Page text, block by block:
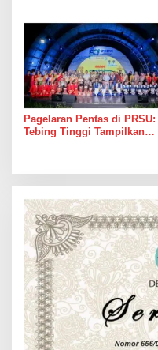
Angkatan Pertama Magister
ITSI
Pagelaran Pentas di PRSU:
Tebing Tinggi Tampilkan